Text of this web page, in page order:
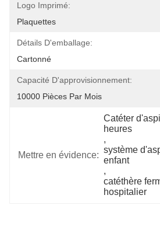
Logo Imprimé:
Plaquettes
Détails D'emballage:
Cartonné
Capacité D'approvisionnement:
10000 Pièces Par Mois
Mettre en évidence:
Catéter
heures
,
système
enfant
,
catéthère
hospitalier